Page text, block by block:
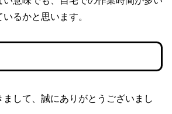
るかと思います。
して、誠にありがとうございまし